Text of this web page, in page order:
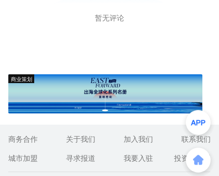
暂无评论
商业策划
商务合作 关于我们 加入我们
联系我们
城市加盟
寻求报道 我要入驻 投资者关系